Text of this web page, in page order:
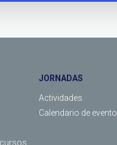
JORNADAS
Actividades
Calendario de